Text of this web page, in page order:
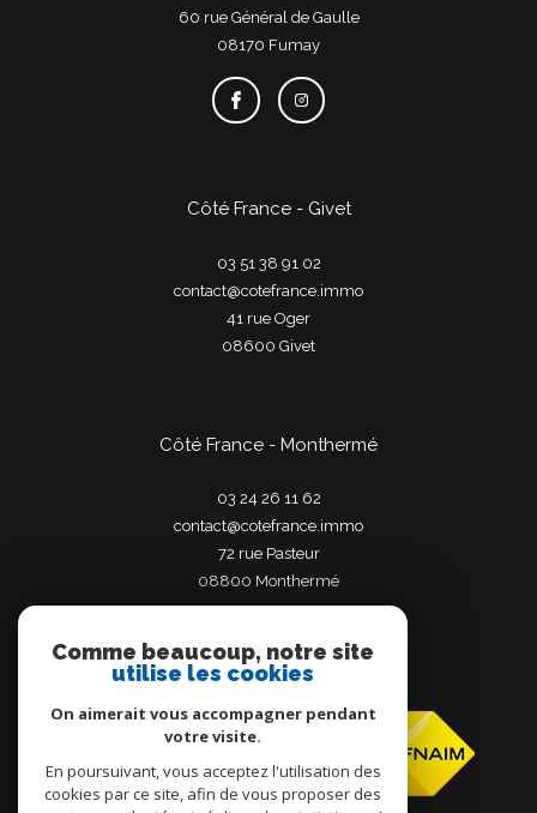
60 rue Général de Gaulle
08170
fumay
Côté France - Givet
03 51 38 91 02
contact@cotefrance.immo
41 rue Oger
08600
givet
Côté France - Monthermé
03 24 26 11 62
contact@cotefrance.immo
72 rue Pasteur
08800
monthermé
Adhérents
Comme beaucoup, notre site
utilise les cookies
On aimerait vous accompagner pendant
votre visite.
En poursuivant, vous acceptez l'utilisation des
cookies par ce site, afin de vous proposer des